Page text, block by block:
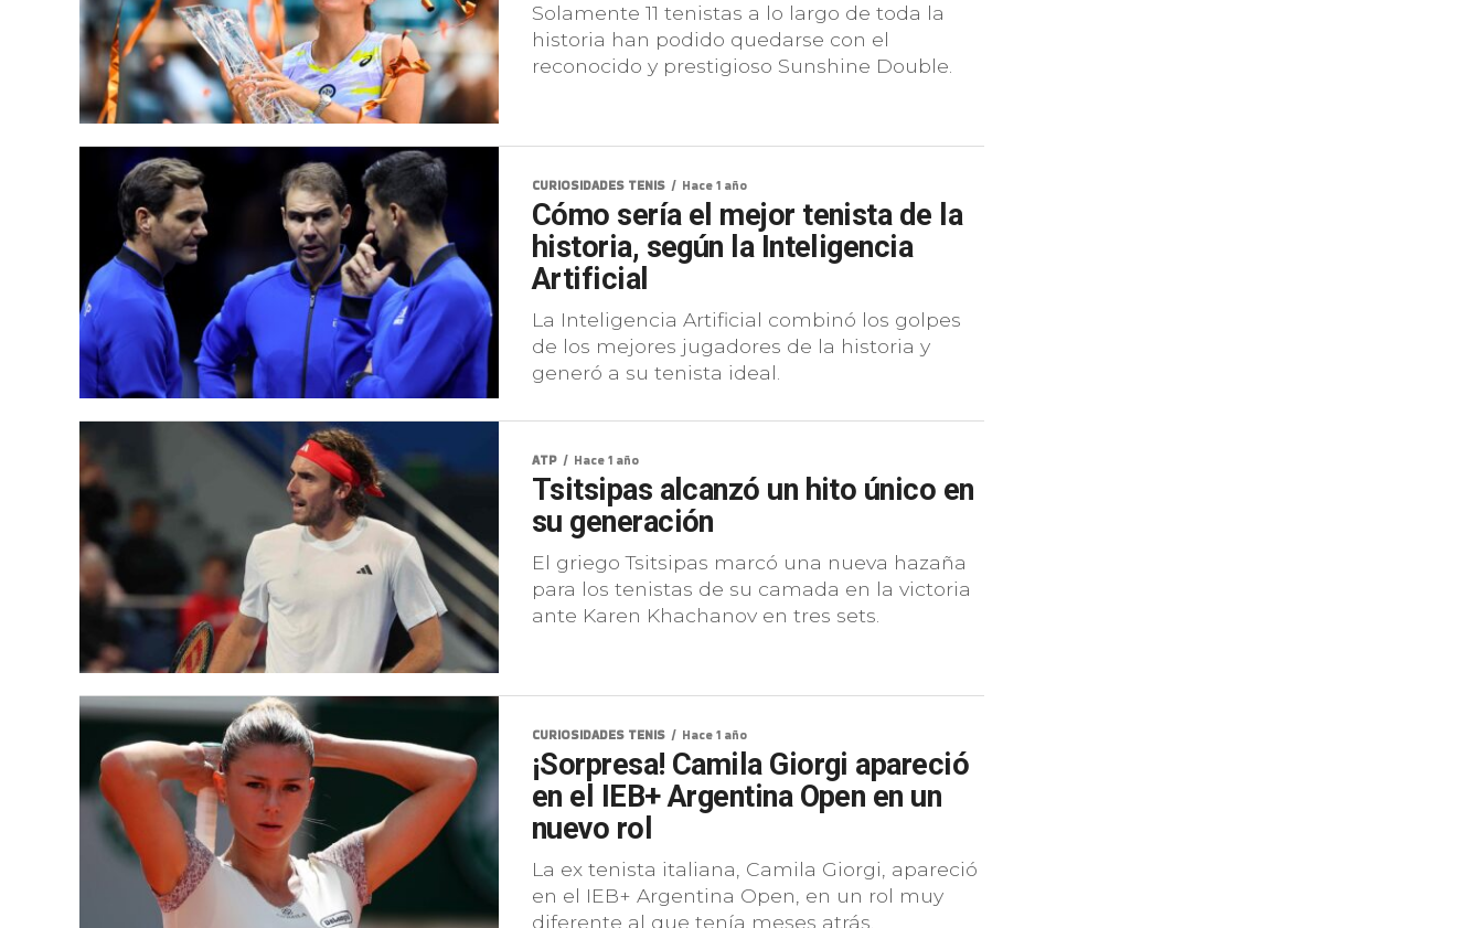
Solamente 11 tenistas a lo largo de toda la
historia han podido quedarse con el
reconocido y prestigioso Sunshine Double.
CURIOSIDADES TENIS Hace 1 año
Cómo sería el mejor tenista de la
historia, según la Inteligencia
Artificial
La Inteligencia Artificial combinó los golpes
de los mejores jugadores de la historia y
generó a su tenista ideal.
ATP Hace 1 año
Tsitsipas alcanzó un hito único en
su generación
El griego Tsitsipas marcó una nueva hazaña
para los tenistas de su camada en la victoria
ante Karen Khachanov en tres sets.
CURIOSIDADES TENIS Hace 1 año
¡Sorpresa! Camila Giorgi apareció
en el IEB+ Argentina Open en un
nuevo rol
La ex tenista italiana, Camila Giorgi, apareció
en el IEB+ Argentina Open, en un rol muy
diferente al que tenía meses atrás.